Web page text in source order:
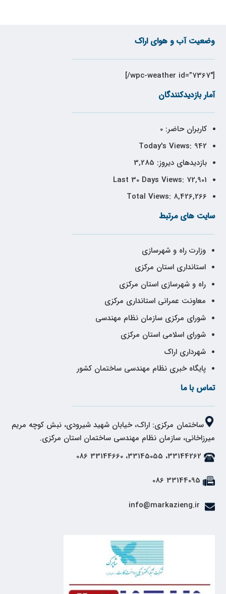
وضعیت آب و هوای اراک
[wpc-weather id=”7367″/]
آمار بازدیدکنندگان
کاربران حاضر:0
Today's Views: 942
بازدیدهای دیروز: 3,285
Last 30 Days Views: 72,901
Total Views: 8,426,266
سایت های مرتبط
وزارت راه و شهرسازی
استانداری استان مرکزی
راه و شهرسازی استان مرکزی
معاونت عمرانی استانداری مرکزی
شورای مرکزی سازمان نظام مهندسی
شورای اسلامی استان مرکزی
شهرداری اراک
پایگاه خبری نظام مهندسی ساختمان کشور
تماس با ما
ساختمان مرکزی: اراک، خیابان شهید شیرودی، نبش کوچه مریم
میرزاخانی، سازمان نظام مهندسی ساختمان استان مرکزی.
33144262، 33145055، 33144660 086
33144095 086